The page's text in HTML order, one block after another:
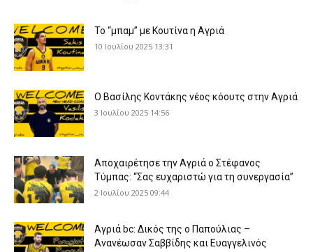
Το “μπαμ” με Κουτίνα η Αγριά
10 Ιουλίου 2025 13:31
Ο Βασίλης Κοντάκης νέος κόουτς στην Αγριά
3 Ιουλίου 2025 14:56
Αποχαιρέτησε την Αγριά ο Στέφανος
Τύμπας: “Σας ευχαριστώ για τη συνεργασία”
2 Ιουλίου 2025 09:44
Αγριά bc: Δικός της ο Παπούλιας –
Ανανέωσαν Σαββίδης και Ευαγγελινός